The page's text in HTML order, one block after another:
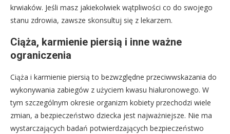
krwiaków. Jeśli masz jakiekolwiek wątpliwości co do swojego
stanu zdrowia, zawsze skonsultuj się z lekarzem.
Ciąża, karmienie piersią i inne ważne
ograniczenia
Ciąża i karmienie piersią to bezwzględne przeciwwskazania do
wykonywania zabiegów z użyciem kwasu hialuronowego. W
tym szczególnym okresie organizm kobiety przechodzi wiele
zmian, a bezpieczeństwo dziecka jest najważniejsze. Nie ma
wystarczających badań potwierdzających bezpieczeństwo